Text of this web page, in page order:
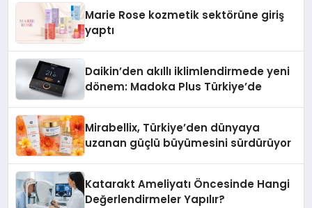
Marie Rose kozmetik sektörüne giriş
yaptı
Daikin’den akıllı iklimlendirmede yeni
dönem: Madoka Plus Türkiye’de
Mirabellix, Türkiye’den dünyaya
uzanan güçlü büyümesini sürdürüyor
Katarakt Ameliyatı Öncesinde Hangi
Değerlendirmeler Yapılır?